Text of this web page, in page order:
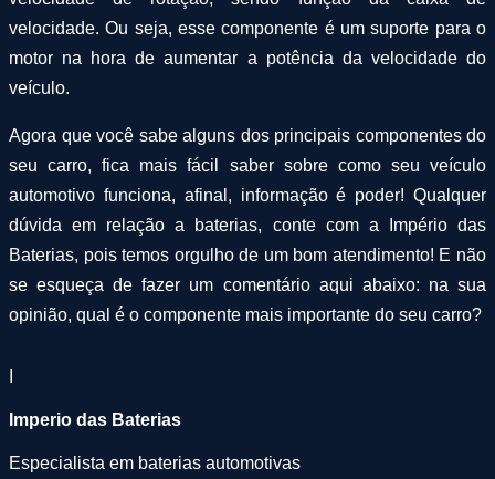
velocidade. Ou seja, esse componente é um suporte para o
motor na hora de aumentar a potência da velocidade do
veículo.
Agora que você sabe alguns dos principais componentes do
seu carro, fica mais fácil saber sobre como seu veículo
automotivo funciona, afinal, informação é poder! Qualquer
dúvida em relação a baterias, conte com a Império das
Baterias, pois temos orgulho de um bom atendimento! E não
se esqueça de fazer um comentário aqui abaixo: na sua
opinião, qual é o componente mais importante do seu carro?
Imperio das Baterias
Especialista em baterias automotivas